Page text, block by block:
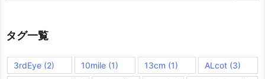
タグ一覧
3rdEye (2) 10mile(1) 13cm (1) ALcot(3)